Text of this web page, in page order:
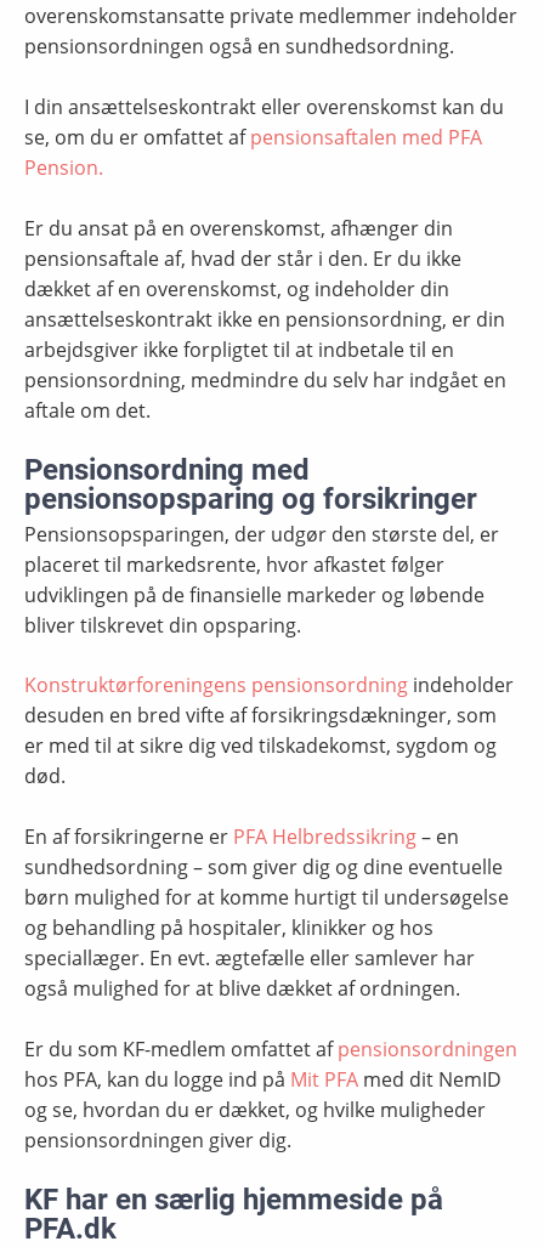
overenskomstansatte private medlemmer indeholder
pensionsordningen også en sundhedsordning.
I din ansættelseskontrakt eller overenskomst kan du
se, om du er omfattet afpensionsaftalen med PFA
Pension.
Er du ansat på en overenskomst, afhænger din
pensionsaftale af, hvad der står i den. Er du ikke
dækket af en overenskomst, og indeholder din
ansættelseskontrakt ikke en pensionsordning, er din
arbejdsgiver ikke forpligtet til at indbetale til en
pensionsordning, medmindre du selv har indgået en
aftale om det.
Pensionsordning med
pensionsopsparing og forsikringer
Pensionsopsparingen, der udgør den største del, er
placeret til markedsrente, hvor afkastet følger
udviklingen på de finansielle markeder og løbende
bliver tilskrevet din opsparing.
Konstruktørforeningens pensionsordning indeholder
desuden en bred vifte af forsikringsdækninger, som
er med til at sikre dig ved tilskadekomst, sygdom og
død.
En af forsikringerne er PFA Helbredssikring– en
sundhedsordning – som giver dig og dine eventuelle
børn mulighed for at komme hurtigt til undersøgelse
og behandling på hospitaler, klinikker og hos
speciallæger. En evt. ægtefælle eller samlever har
også mulighed for at blive dækket af ordningen.
Er du som KF-medlem omfattet afpensionsordningen
hos PFA, kan du logge ind på Mit PFA med dit NemID
og se, hvordan du er dækket, og hvilke muligheder
pensionsordningen giver dig.
KF har en særlig hjemmeside på
PFA.dk